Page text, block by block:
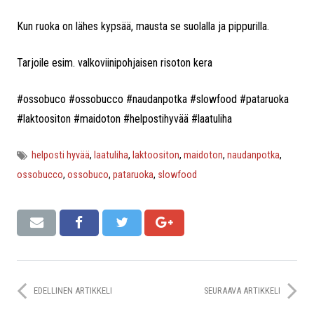
Kun ruoka on lähes kypsää, mausta se suolalla ja pippurilla.
Tarjoile esim. valkoviinipohjaisen risoton kera
#ossobuco #ossobucco #naudanpotka #slowfood #pataruoka
#laktoositon #maidoton #helpostihyvää #laatuliha
helposti hyvää, laatuliha, laktoositon,maidoton,naudanpotka,
ossobucco, ossobuco, pataruoka, slowfood
EDELLINEN ARTIKKELI SEURAAVA ARTIKKELI